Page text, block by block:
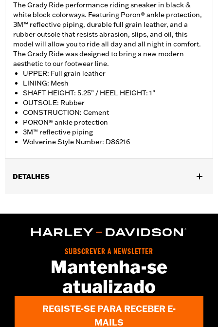
The Grady Ride performance riding sneaker in black &
white block colorways. Featuring Poron® ankle protection,
3M™ reflective piping, durable full grain leather, and a
rubber outsole that resists abrasion, slips, and oil, this
model will allow you to ride all day and all night in comfort.
The Grady Ride was designed to bring a new modern
aesthetic to our footwear line.
UPPER: Full grain leather
LINING: Mesh
SHAFT HEIGHT: 5.25” / HEEL HEIGHT: 1”
OUTSOLE: Rubber
CONSTRUCTION: Cement
PORON® ankle protection
3M™ reflective piping
Wolverine Style Number: D86216
DETALHES
WARRANTY:Wolverine Worldwide Manufacturer Warranty – Go
Imported
Dimension Description:SHAFT HEIGHT: 5.25” / HEEL HEIGHT:
SUBSCREVER A NEWSLETTER
Mantenha-se
atualizado
REGISTE-SE PARA RECEBER E-
MAILS